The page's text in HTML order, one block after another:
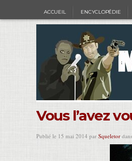
ACCUEIL ENCYCLOPÉDIE
Vous l’avez
Publié le 15 mai 2014 par Squeletor dans